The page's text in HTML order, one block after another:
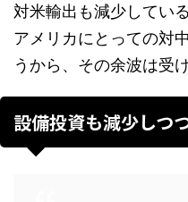
対米輸出も減少してい
アメリカにとっての対
うから、その余波は受
設備投資も減少しつ